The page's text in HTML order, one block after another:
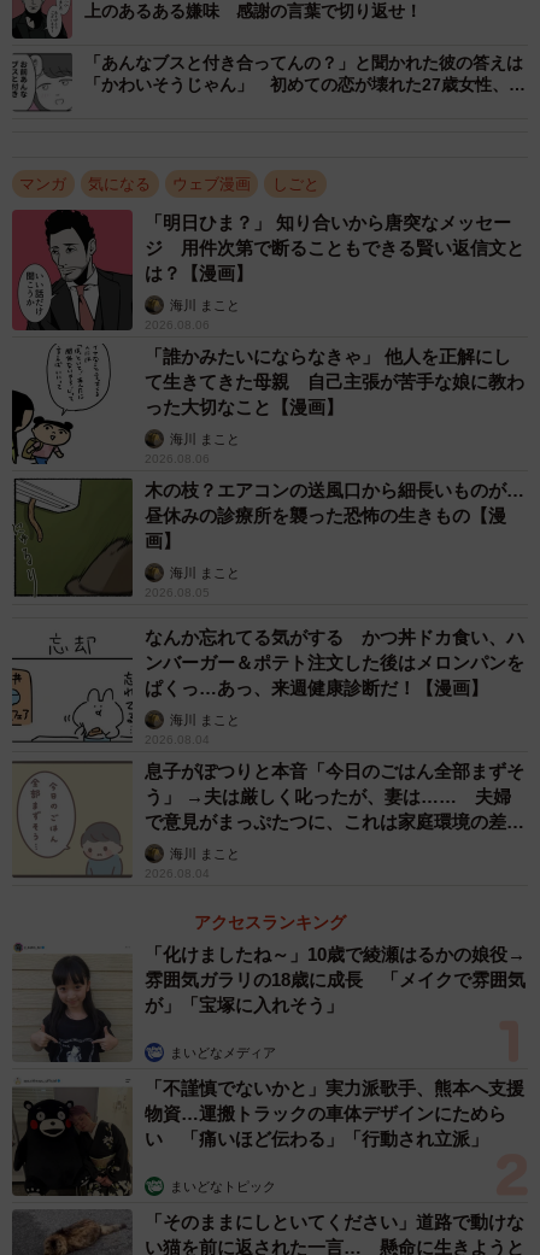
嘘のうわさを言われるのはレベルアップの証拠（B.B軍曹さん提供）
夫がいうには、嘘のうわさの被害に遭う人というのは1歩前
へ進んでいる人であり目立つため、どうしても注目を集め
た人ほど、その姿を羨ましく感じ、石を投げたくなること
があるのだと続けました。
うわさを信じちゃうのは人間らしさ？（B.B軍曹さん提供）
この言葉に納得をしつつも、「どうしてそんなうわさを信
じる人がいるのだろう」と作者のなかで新たな疑問が生ま
信じたくなる生き物だから」と説明します。相手が頑張っ
ていると認めるよりも、「相手がずるいだけだ」と考えた
方が、自分の心が楽になることもあるというのです。
上のあるある嫌味 感謝の言葉で切り返せ！
「あんなブスと付き合ってんの？」と聞かれた彼の答えは
「かわいそうじゃん」 初めての恋が壊れた27歳女性、整
マンガ 気になる ウェブ漫画 しごと
「明日ひま？」 知り合いから唐突なメッセー
ジ 用件次第で断ることもできる賢い返信文と
は？【漫画】
海川 まこと
2026.08.06
「誰かみたいにならなきゃ」 他人を正解にし
て生きてきた母親 自己主張が苦手な娘に教わ
った大切なこと【漫画】
海川 まこと
2026.08.06
木の枝？エアコンの送風口から細長いものが…
昼休みの診療所を襲った恐怖の生きもの【漫
画】
海川 まこと
2026.08.05
なんか忘れてる気がする かつ丼ドカ食い、ハ
ンバーガー＆ポテト注文した後はメロンパンを
ぱくっ…あっ、来週健康診断だ！【漫画】
海川 まこと
2026.08.04
息子がぽつりと本音「今日のごはん全部まずそ
う」 →夫は厳しく叱ったが、妻は…… 夫婦
で意見がまっぷたつに、これは家庭環境の差？
【漫画】
海川 まこと
2026.08.04
アクセスランキング
「化けましたね～」10歳で綾瀬はるかの娘役→
雰囲気ガラリの18歳に成長 「メイクで雰囲気
が」「宝塚に入れそう」
まいどなメディア
「不謹慎でないかと」実力派歌手、熊本へ支援
物資…運搬トラックの車体デザインにためら
い 「痛いほど伝わる」「行動され立派」
まいどなトピック
「そのままにしといてください」道路で動けな
い猫を前に返された一言… 懸命に生きようと